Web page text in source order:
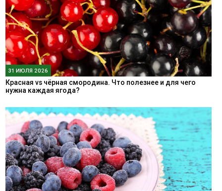
31 ИЮЛЯ 2026
Красная vs чёрная смородина. Что полезнее и для чего
нужна каждая ягода?